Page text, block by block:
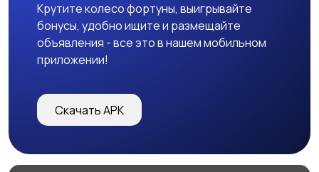
Крутите колесо фортуны, выигрывайте
бонусы, удобно ищите и размещайте
объявления - все это в нашем мобильном
приложении!
Скачать APK